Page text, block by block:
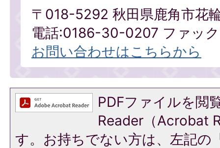
〒018-5292 秋田県鹿角市花
電話:0186-30-0207 ファッ
お問い合わせはこちらから
PDFファイルを閲
Reader（Acrobat
す。お持ちでない方は、左記の